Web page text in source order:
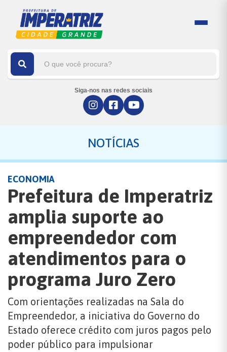
Siga-nos nas redes sociais
NOTÍCIAS
ECONOMIA
Prefeitura de Imperatriz
amplia suporte ao
empreendedor com
atendimentos para o
programa Juro Zero
Com orientações realizadas na Sala do
Empreendedor, a iniciativa do Governo do
Estado oferece crédito com juros pagos pelo
poder público para impulsionar